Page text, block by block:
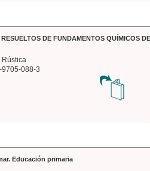
DE FUNDAMENTOS QUÍMICOS
Rústica
9705-088-3
Educación primaria